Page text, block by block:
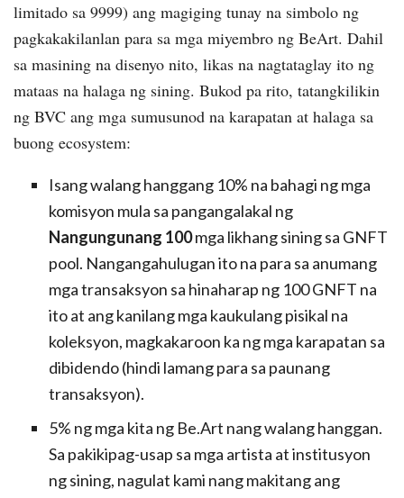
limitado sa 9999) ang magiging tunay na simbolo ng
pagkakakilanlan para sa mga miyembro ng BeArt. Dahil
sa masining na disenyo nito, likas na nagtataglay ito ng
mataas na halaga ng sining. Bukod pa rito, tatangkilikin
ng BVC ang mga sumusunod na karapatan at halaga sa
buong ecosystem:
Isang walang hanggang 10% na bahagi ng mga
komisyon mula sa pangangalakal ng
Nangungunang 100mga likhang sining sa GNFT
pool. Nangangahulugan ito na para sa anumang
mga transaksyon sa hinaharap ng 100 GNFT na
ito at ang kanilang mga kaukulang pisikal na
koleksyon, magkakaroon ka ng mga karapatan sa
dibidendo (hindi lamang para sa paunang
transaksyon).
5% ng mga kita ng Be.Art nang walang hanggan.
Sa pakikipag-usap sa mga artista at institusyon
ng sining, nagulat kami nang makitang ang